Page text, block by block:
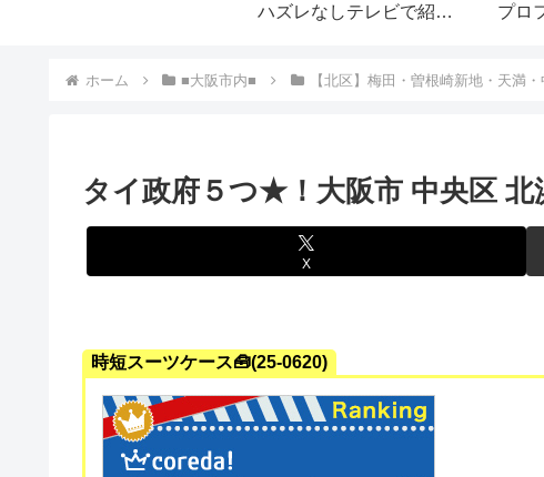
ハズレなしテレビで紹介された大阪おすすめ行列グルメ！とは？ プロ
ホーム ■大阪市内■ 【北区】梅田・曽根崎新地・天満
タイ政府５つ★！大阪市 中央区
X
時短スーツケース🧰(25-0620)